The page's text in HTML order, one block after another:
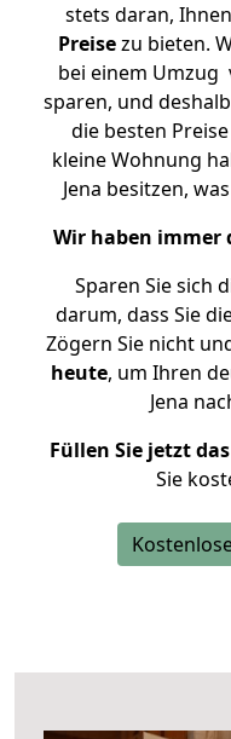
stets daran, Ihnen
Preisezu bieten.
bei einem Umzug
sparen, und
die besten
kleine Wohnung
Jena besitzen,
Wir haben immer
Sparen Sie sich
darum, dass Sie
Zögern Sie nicht
heute, um Ihren
Jena
Füllen Sie jetzt
Sie